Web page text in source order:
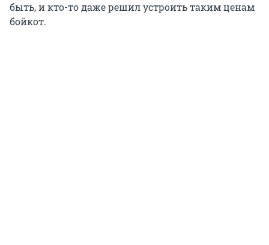
быть, и кто-то даже решил устроить таким ценам
бойкот.